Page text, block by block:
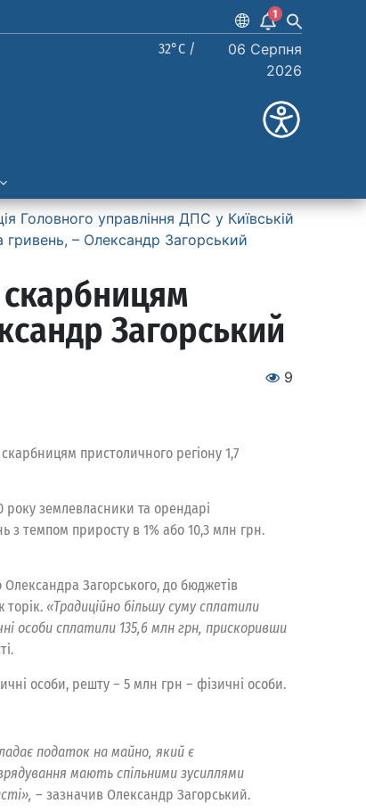
1
32°C /
06 Серпня
2026
Головного управління ДПС у Київській
– Олександр Загорський
Загорський
9
пристоличного регіону 1,7
року землевласники та орендарі
з темпом приросту в 1% або 10,3 млн грн.
Загорського, до бюджетів
торік. «Традиційно більшу суму сплатили
особи сплатили 135,6 млн грн, прискоривши
особи, решту – 5 млн грн – фізичні особи.
податок на майно, який є
мають спільними зусиллями
– зазначив Олександр Загорський.